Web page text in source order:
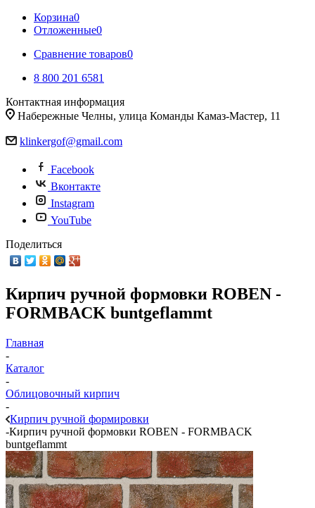
Корзина0
Отложенные0
Сравнение товаров0
8 800 201 6581
Контактная информация
Набережные Челны, улица Команды Камаз-Мастер, 11
klinkergof@gmail.com
Facebook
Вконтакте
Instagram
YouTube
Поделиться
Кирпич ручной формовки ROBEN -
FORMBACK buntgeflammt
Главная
-
Каталог
-
Облицовочный кирпич
-
Кирпич ручной формировки
-Кирпич ручной формовки ROBEN - FORMBACK
buntgeflammt